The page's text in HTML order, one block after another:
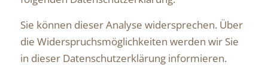
Sie können dieser Analyse widersprechen. Über
die Widerspruchsmöglichkeiten werden wir Sie
in dieser Datenschutzerklärung informieren.